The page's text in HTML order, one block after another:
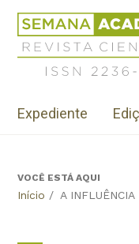
Jump
navigation
Revista
Científica
Semana
2236-
Menu
institutional
Expediente
BackVOCÊ ESTÁ AQUI
Início / A